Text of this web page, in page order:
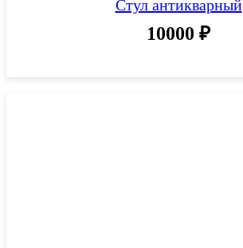
Стул антикварный
10000 ₽